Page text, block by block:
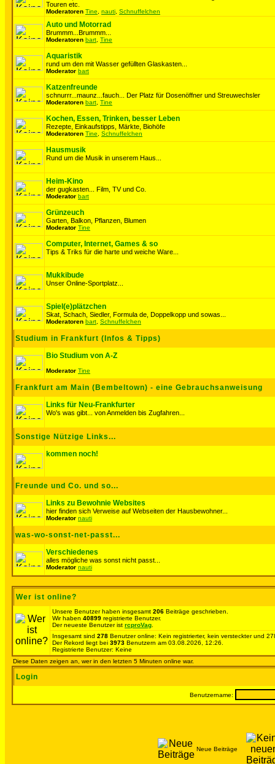
Touren etc.
Moderatoren Tine nauti Schnuffelchen
Auto und Motorrad
Brummm...Brummm...
Moderatoren bart Tine
Aquaristik
rund um den mit Wasser gefüllten Glaskasten...
Moderator bart
Katzenfreunde
schnurrr...maunz...fauch... Der Platz für Dosenöffner und Streuwechsler
Moderatoren bart Tine
Kochen, Essen, Trinken, besser Leben
Rezepte, Einkaufstipps, Märkte, Biohöfe
Moderatoren Tine Schnuffelchen
Hausmusik
Rund um die Musik in unserem Haus...
Heim-Kino
der gugkasten... Film, TV und Co.
Moderator bart
Grünzeuch
Garten, Balkon, Pflanzen, Blumen
Moderator Tine
Computer, Internet, Games & so
Tips & Triks für die harte und weiche Ware...
Mukkibude
Unser Online-Sportplatz...
Spiel(e)plätzchen
Skat, Schach, Siedler, Formula de, Doppelkopp und sowas...
Moderatoren bart Schnuffelchen
Studium in Frankfurt (Infos & Tipps)
Bio Studium von A-Z
Moderator Tine
Frankfurt am Main (Bembeltown) - eine Gebrauchsanweisung
Links für Neu-Frankfurter
Wo's was gibt... von Anmelden bis Zugfahren...
Sonstige Nützige Links...
kommen noch!
Freunde und Co. und so...
Links zu Bewohnie Websites
hier finden sich Verweise auf Webseiten der Hausbewohner...
Moderator nauti
was-wo-sonst-net-passt...
Verschiedenes
alles mögliche was sonst nicht passt...
Moderator nauti
Wer ist online?
Unsere Benutzer haben insgesamt 206 Beiträge geschrieben.
Wir haben 40899 registrierte Benutzer.
Der neueste Benutzer ist rcproVag
Insgesamt sind 278 Benutzer online: Kein registrierter, kein versteckter und
Der Rekord liegt bei 3973 Benutzern am 03.08.2026, 12:26.
Registrierte Benutzer: Keine
Diese Daten zeigen an, wer in den letzten 5 Minuten online war.
Login
Benutzername:
Neue Beiträge